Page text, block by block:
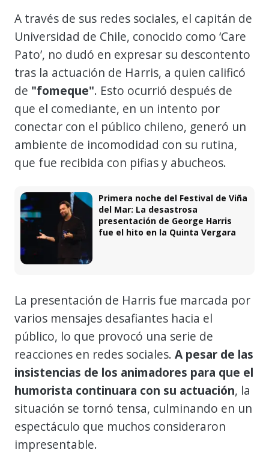
A través de sus redes sociales, el capitán de
Universidad de Chile, conocido como ‘Care
Pato’, no dudó en expresar su descontento
tras la actuación de Harris, a quien calificó
de "fomeque". Esto ocurrió después de
que el comediante, en un intento por
conectar con el público chileno, generó un
ambiente de incomodidad con su rutina,
que fue recibida con pifias y abucheos.
Primera noche del Festival de Viña
del Mar: La desastrosa
presentación de George Harris
fue el hito en la Quinta Vergara
La presentación de Harris fue marcada por
varios mensajes desafiantes hacia el
público, lo que provocó una serie de
reacciones en redes sociales. A pesar de las
insistencias de los animadores para que el
humorista continuara con su actuación, la
situación se tornó tensa, culminando en un
espectáculo que muchos consideraron
impresentable.